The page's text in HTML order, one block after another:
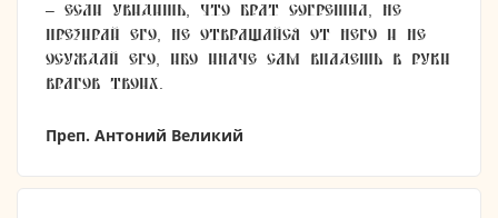
– Если увидишь, что брат согрешил, не
презирай его, не отвращайся от него и не
осуждай его, ибо иначе сам впадешь в руки
врагов твоих.
Преп. Антоний Великий